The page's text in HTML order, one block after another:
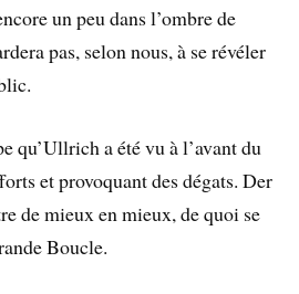
un peu dans l’ombre de
pas, selon nous, à se révéler
qu’Ullrich a été vu à l’avant du
et provoquant des dégats. Der
de mieux en mieux, de quoi se
Boucle.